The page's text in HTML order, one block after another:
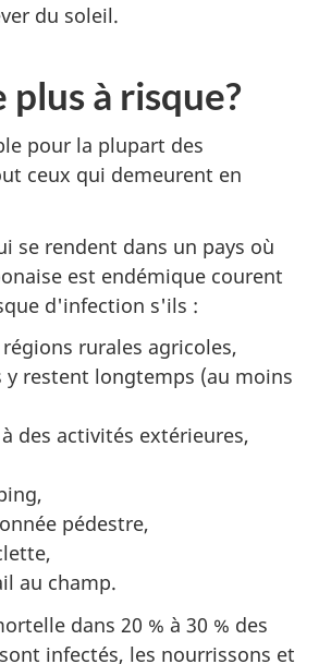
du soleil.
plus à risque?
pour la plupart des
ceux qui demeurent en
se rendent dans un pays où
est endémique courent
d'infection s'ils :
rurales agricoles,
restent longtemps (au moins
des activités extérieures,
pédestre,
au champ.
dans 20 % à 30 % des
infectés, les nourrissons et